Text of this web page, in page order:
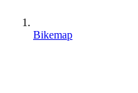
Bikemap